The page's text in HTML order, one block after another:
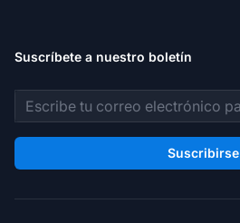
Suscríbete a nuestro boletín
Dirección de correo electrónico
Suscribirse